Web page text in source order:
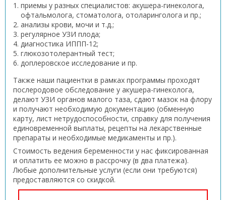
приемы у разных специалистов: акушера-гинеколога,
офтальмолога, стоматолога, отоларинголога и пр.;
анализы крови, мочи и т.д.;
регулярное УЗИ плода;
диагностика ИППП-12;
глюкозотолерантный тест;
доплеровское исследование и пр.
Также наши пациентки в рамках программы проходят
послеродовое обследование у акушера-гинеколога,
делают УЗИ органов малого таза, сдают мазок на флору
и получают необходимую документацию (обменную
карту, лист нетрудоспособности, справку для получения
единовременной выплаты, рецепты на лекарственные
препараты и необходимые медикаменты и пр.).
Стоимость ведения беременности у нас фиксированная
и оплатить ее можно в рассрочку (в два платежа).
Любые дополнительные услуги (если они требуются)
предоставляются со скидкой.